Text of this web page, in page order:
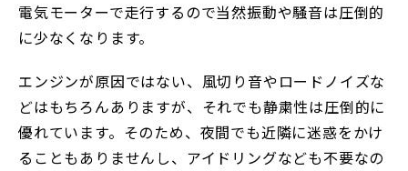
電気モーターで走行するので当然振動や騒音は圧倒的
に少なくなります。
エンジンが原因ではない、風切り音やロードノイズな
どはもちろんありますが、それでも静粛性は圧倒的に
優れています。そのため、夜間でも近隣に迷惑をかけ
ることもありませんし、アイドリングなども不要なの